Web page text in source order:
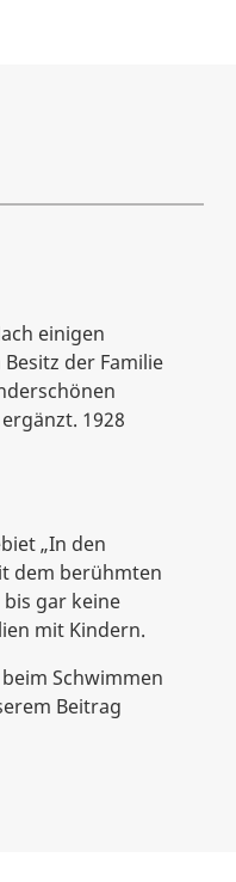
einigen
der Familie
1928
„In den
dem berühmten
gar keine
mit Kindern.
Schwimmen
Beitrag